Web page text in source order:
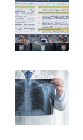
WN
SERAMBI
JAMBI
WN
SULTRA